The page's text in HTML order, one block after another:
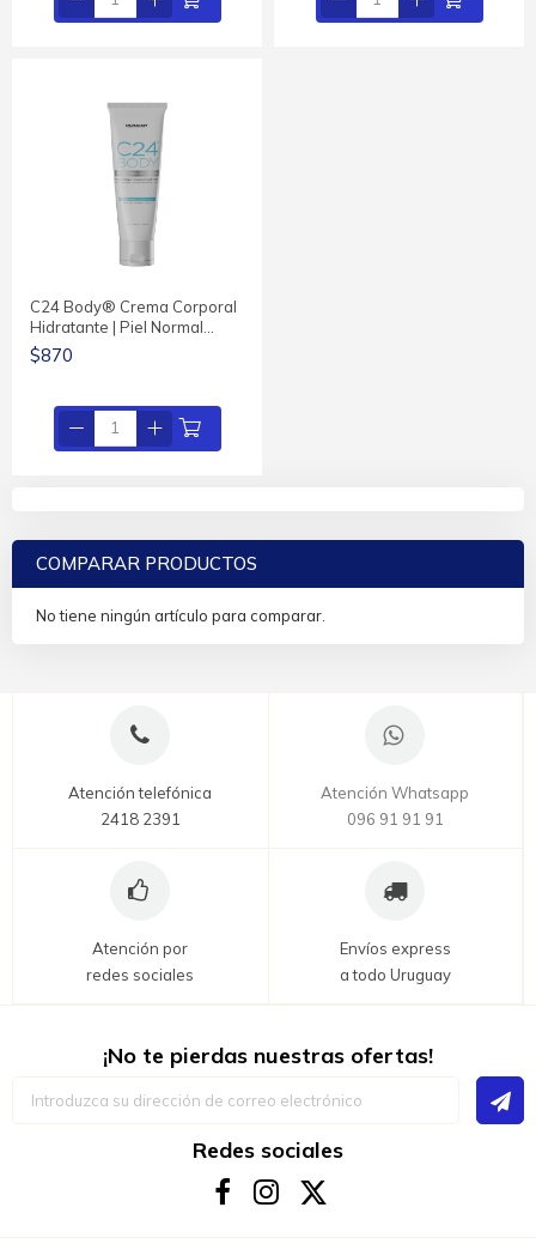
C24 Body® Crema Corporal
Hidratante | Piel Normal…
$870
COMPARAR PRODUCTOS
No tiene ningún artículo para comparar.
Atención telefónica
2418 2391
Atención Whatsapp
096 91 91 91
Atención por
redes sociales
Envíos express
a todo Uruguay
¡No te pierdas nuestras ofertas!
Redes sociales